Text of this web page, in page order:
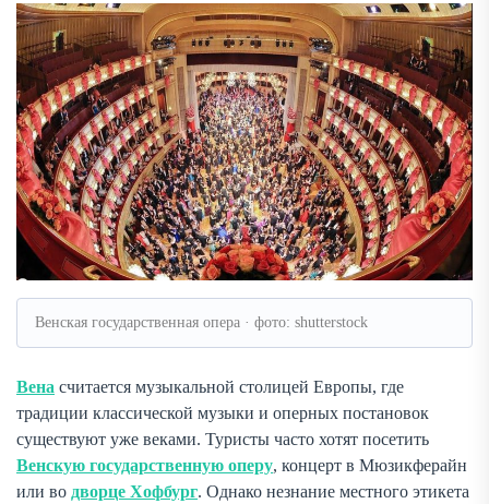
Венская государственная опера · фото: shutterstock
Вена считается музыкальной столицей Европы, где
традиции классической музыки и оперных постановок
существуют уже веками. Туристы часто хотят посетить
Венскую государственную оперу, концерт в Мюзикферайн
или во дворце Хофбург. Однако незнание местного этикета